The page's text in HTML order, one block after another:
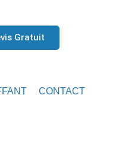
Gratuit
CONTACT